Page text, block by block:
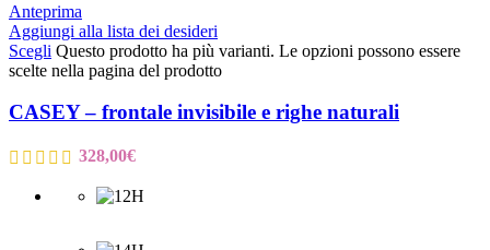
Anteprima
Aggiungi alla lista dei desideri
Scegli Questo prodotto ha più varianti. Le opzioni possono essere
scelte nella pagina del prodotto
CASEY – frontale invisibile e righe naturali
328,00€